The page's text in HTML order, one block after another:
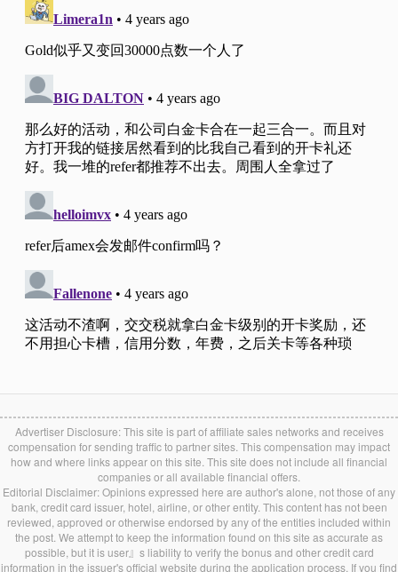
Advertiser Disclosure: This site is part of affiliate sales networks and receives
compensation for sending traffic to partner sites. This compensation may impact
how and where links appear on this site. This site does not include all financial
companies or all available financial offers.
Editorial Disclaimer: Opinions expressed here are author's alone, not those of any
bank, credit card issuer, hotel, airline, or other entity. This content has not been
reviewed, approved or otherwise endorsed by any of the entities included within
the post. We attempt to keep the information found on this site as accurate as
possible, but it is user』s liability to verify the bonus and other credit card
information in the issuer's official website during the application process. If you find